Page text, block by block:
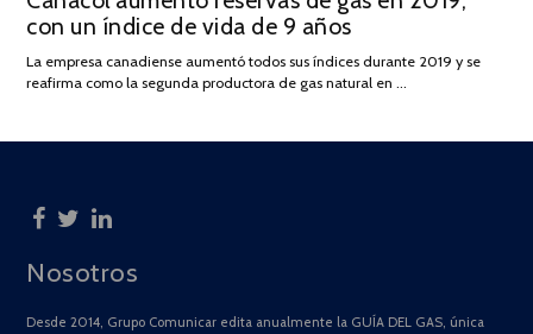
JULIO
2025
con un índice de vida de 9 años
La empresa canadiense aumentó todos sus índices durante 2019 y se
reafirma como la segunda productora de gas natural en …
Nosotros
Desde 2014, Grupo Comunicar edita anualmente la GUÍA DEL GAS, única